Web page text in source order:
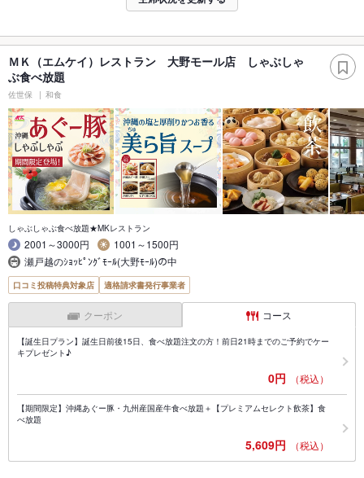
ＭＫ（エムケイ）レストラン 大野モール店 しゃぶしゃ
ぶ食べ放題
佐世保 和食
しゃぶしゃぶ食べ放題★MKレストラン
2001～3000円
1001～1500円
瀬戸越のｼｮｯﾋﾟﾝｸﾞﾓｰﾙ(大野ﾓｰﾙ)の中
口コミ投稿特典対象店 適格請求書発行事業者
クーポン コース
【誕生日プラン】誕生日前後15日、食べ放題注文の方！前日21時までのご予約でケー
キプレゼント♪
0円 （税込）
【期間限定】沖縄あぐー豚・九州産国産牛食べ放題＋【プレミアムセレクト飲茶】食
べ放題
5,609円 （税込）